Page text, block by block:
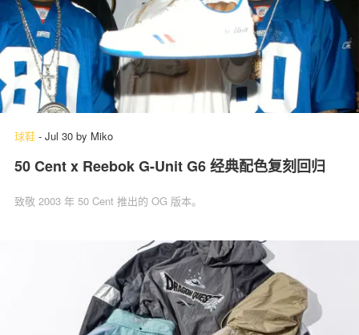
球鞋 - Jul 30 by Miko
50 Cent x Reebok G-Unit G6 经典配色复刻回归
致敬 2003 年 50 Cent 推出的 OG 版本。